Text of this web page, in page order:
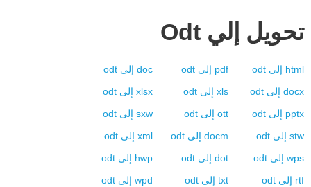
تحويل إلي Odt
html إلى odt
pdf إلى odt
doc إلى odt
docx إلى odt
xls إلى odt
xlsx إلى odt
pptx إلى odt
ott إلى odt
sxw إلى odt
stw إلى odt
docm إلى odt
xml إلى odt
wps إلى odt
dot إلى odt
hwp إلى odt
rtf إلى odt
txt إلى odt
wpd إلى odt